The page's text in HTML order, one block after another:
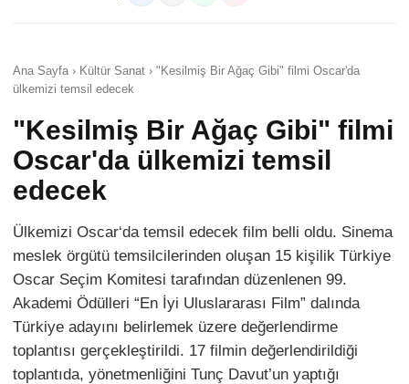
Ana Sayfa › Kültür Sanat › "Kesilmiş Bir Ağaç Gibi" filmi Oscar'da
ülkemizi temsil edecek
"Kesilmiş Bir Ağaç Gibi" filmi
Oscar'da ülkemizi temsil
edecek
Ülkemizi Oscar‘da temsil edecek film belli oldu. Sinema
meslek örgütü temsilcilerinden oluşan 15 kişilik Türkiye
Oscar Seçim Komitesi tarafından düzenlenen 99.
Akademi Ödülleri “En İyi Uluslararası Film” dalında
Türkiye adayını belirlemek üzere değerlendirme
toplantısı gerçekleştirildi. 17 filmin değerlendirildiği
toplantıda, yönetmenliğini Tunç Davut’un yaptığı